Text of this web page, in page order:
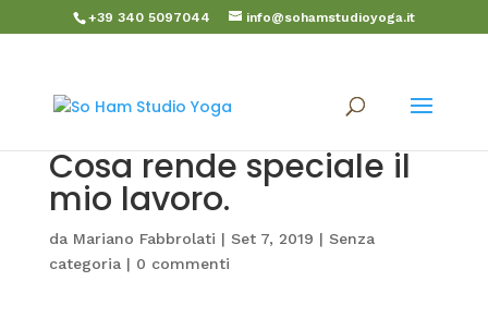
+39 340 5097044 info@sohamstudioyoga.it
Cosa rende speciale il
mio lavoro.
da Mariano Fabbrolati | Set 7, 2019 | Senza
categoria| 0 commenti